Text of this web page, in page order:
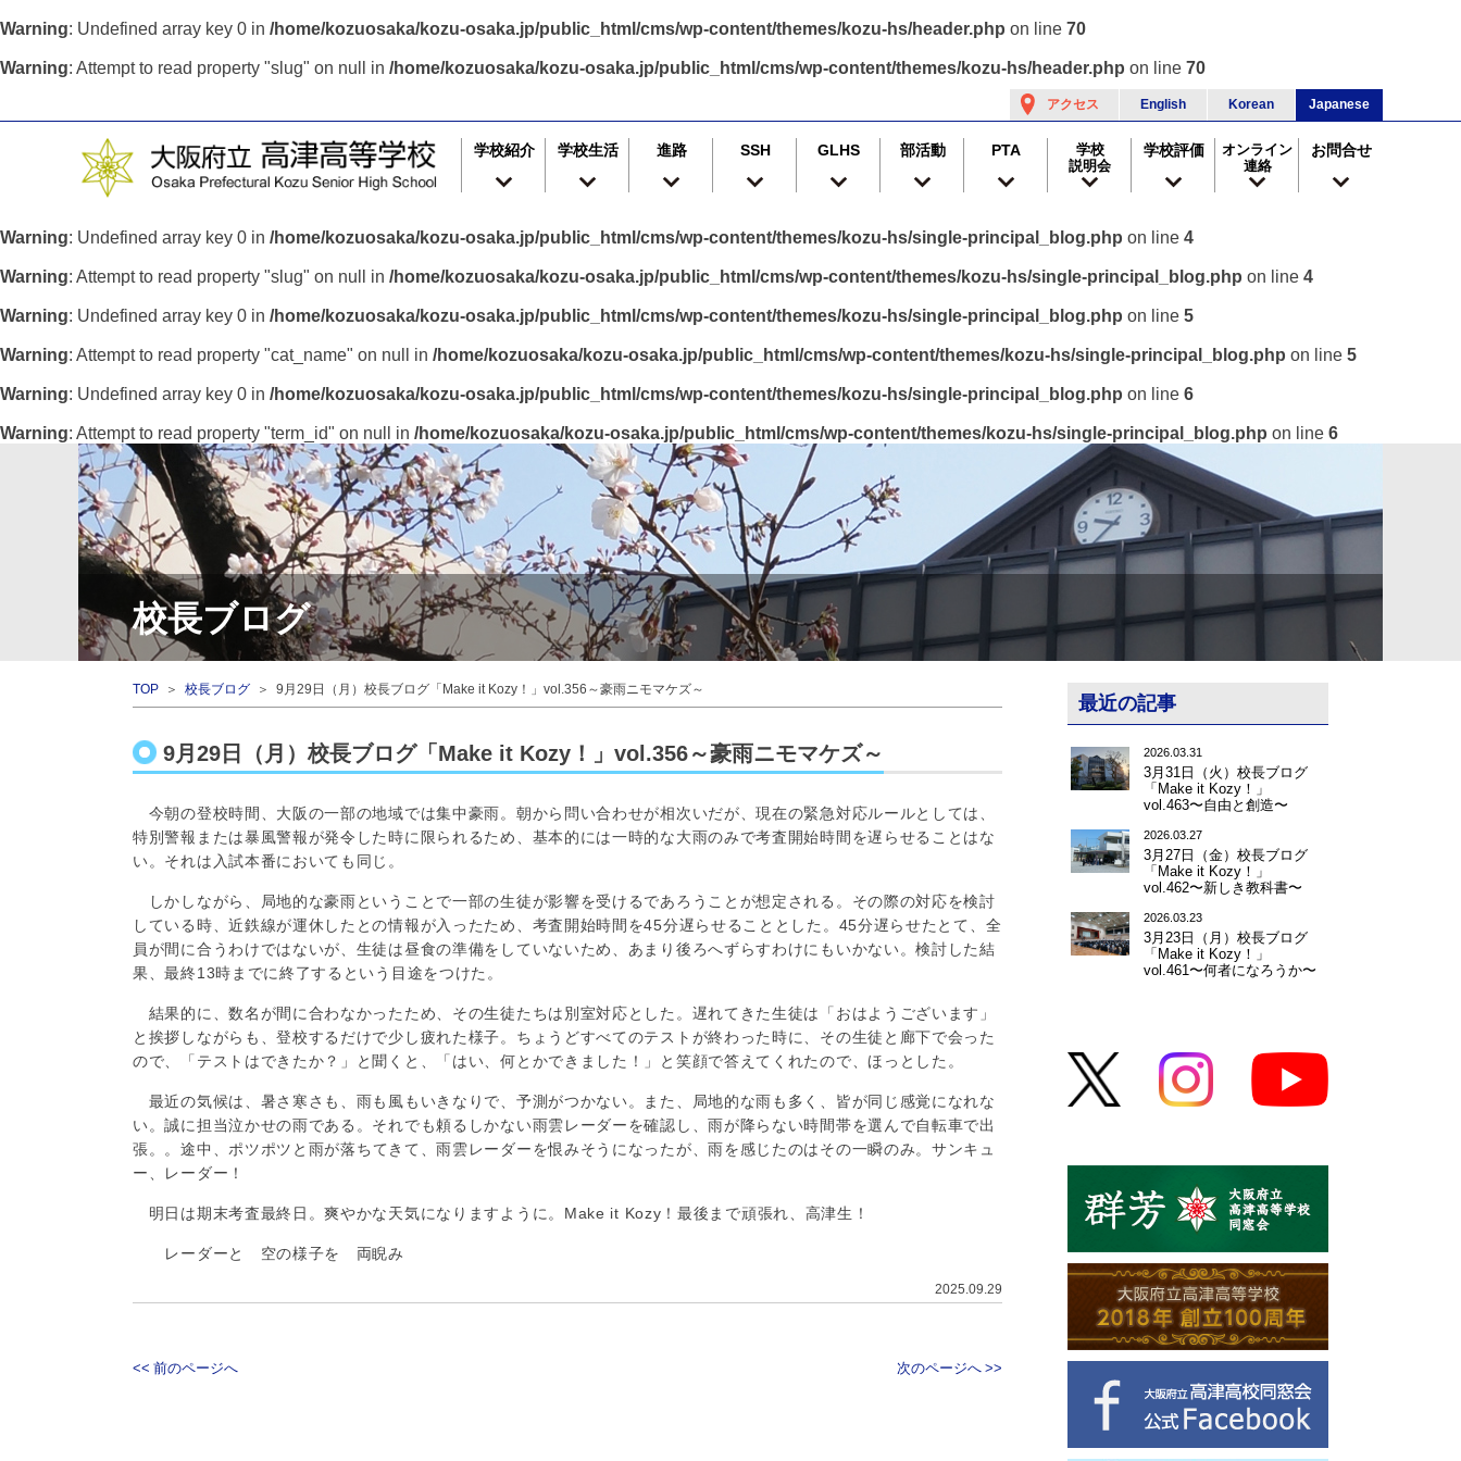
Warning: Undefined array key 0 in /home/kozuosaka/kozu-osaka.jp/public_html/cms/wp-content/themes/kozu-hs/header.php on line 70
Warning: Attempt to read property "slug" on null in /home/kozuosaka/kozu-osaka.jp/public_html/cms/wp-content/themes/kozu-hs/header.php on line 70
アクセス English Korean Japanese
学校紹介 学校生活 進路 SSH GLHS 部活動 PTA
学校
説明会
学校評価
オンライン
連絡
お問合せ
Warning: Undefined array key 0 in /home/kozuosaka/kozu-osaka.jp/public_html/cms/wp-content/themes/kozu-hs/single-principal_blog.php on line 4
Warning: Attempt to read property "slug" on null in /home/kozuosaka/kozu-osaka.jp/public_html/cms/wp-content/themes/kozu-hs/single-principal_blog.php on line 4
Warning: Undefined array key 0 in /home/kozuosaka/kozu-osaka.jp/public_html/cms/wp-content/themes/kozu-hs/single-principal_blog.php on line 5
Warning: Attempt to read property "cat_name" on null in /home/kozuosaka/kozu-osaka.jp/public_html/cms/wp-content/themes/kozu-hs/single-principal_blog.php on line 5
Warning: Undefined array key 0 in /home/kozuosaka/kozu-osaka.jp/public_html/cms/wp-content/themes/kozu-hs/single-principal_blog.php on line 6
Warning: Attempt to read property "term_id" on null in /home/kozuosaka/kozu-osaka.jp/public_html/cms/wp-content/themes/kozu-hs/single-principal_blog.php on line 6
校長ブログ
TOP ＞ 校長ブログ ＞ 9月29日（月）校長ブログ「Make it Kozy！」vol.356～豪雨ニモマケズ～
9月29日（月）校長ブログ「Make it Kozy！」vol.356～豪雨ニモマケズ～
今朝の登校時間、大阪の一部の地域では集中豪雨。朝から問い合わせが相次いだが、現在の緊急対応ルールとしては、
特別警報または暴風警報が発令した時に限られるため、基本的には一時的な大雨のみで考査開始時間を遅らせることはな
い。それは入試本番においても同じ。
しかしながら、局地的な豪雨ということで一部の生徒が影響を受けるであろうことが想定される。その際の対応を検討
している時、近鉄線が運休したとの情報が入ったため、考査開始時間を45分遅らせることとした。45分遅らせたとて、全
員が間に合うわけではないが、生徒は昼食の準備をしていないため、あまり後ろへずらすわけにもいかない。検討した結
果、最終13時までに終了するという目途をつけた。
結果的に、数名が間に合わなかったため、その生徒たちは別室対応とした。遅れてきた生徒は「おはようございます」
と挨拶しながらも、登校するだけで少し疲れた様子。ちょうどすべてのテストが終わった時に、その生徒と廊下で会った
ので、「テストはできたか？」と聞くと、「はい、何とかできました！」と笑顔で答えてくれたので、ほっとした。
最近の気候は、暑さ寒さも、雨も風もいきなりで、予測がつかない。また、局地的な雨も多く、皆が同じ感覚になれな
い。誠に担当泣かせの雨である。それでも頼るしかない雨雲レーダーを確認し、雨が降らない時間帯を選んで自転車で出
張。 。途中、 ポツポツと雨が落ちてきて、雨雲レーダーを恨みそうになったが、雨を感じたのはその一瞬のみ。サンキュ
ー、レーダー！
明日は期末考査最終日。爽やかな天気になりますように。Make it Kozy！最後まで頑張れ、高津生！
レーダーと 空の様子を 両睨み
2025.09.29
<< 前のページへ 次のページへ >>
最近の記事
2026.03.31
3月31日（火）校長ブログ
「Make it Kozy！」
vol.463〜自由と創造〜
2026.03.27
3月27日（金）校長ブログ
「Make it Kozy！」
vol.462〜新しき教科書〜
2026.03.23
3月23日（月）校長ブログ
「Make it Kozy！」
vol.461〜何者になろうか〜